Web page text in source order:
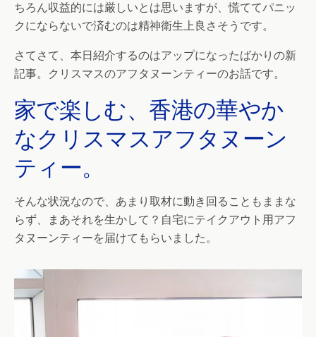
ちろん収益的には厳しいとは思いますが、慌ててパニッ
クにならないで済むのは精神衛生上良さそうです。
さてさて、本日紹介するのはアップになったばかりの新
記事。クリスマスのアフタヌーンティーのお話です。
家で楽しむ、香港の華やか
なクリスマスアフタヌーン
ティー。
そんな状況なので、あまり取材に動き回ることもままな
らず、まあそれを生かして？自宅にテイクアウト用アフ
タヌーンティーを届けてもらいました。